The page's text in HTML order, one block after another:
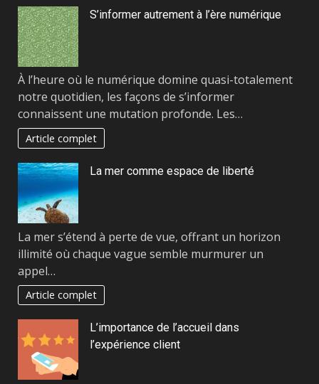
S’informer autrement à l’ère numérique
À l’heure où le numérique domine quasi-totalement
notre quotidien, les façons de s’informer
connaissent une mutation profonde. Les…
Article complet
La mer comme espace de liberté
La mer s’étend à perte de vue, offrant un horizon
illimité où chaque vague semble murmurer un
appel…
Article complet
L’importance de l’accueil dans
l’expérience client